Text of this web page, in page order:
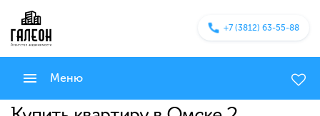
+7 (3812) 63-55-88
Меню